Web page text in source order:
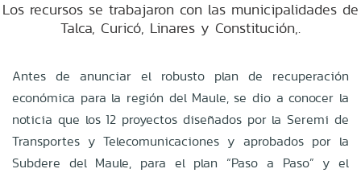
Los recursos se trabajaron con las municipalidades de
Talca, Curicó, Linares y Constitución,.
Antes de anunciar el robusto plan de recuperación
económica para la región del Maule, se dio a conocer la
noticia que los 12 proyectos diseñados por la Seremi de
Transportes y Telecomunicaciones y aprobados por la
Subdere del Maule, para el plan “Paso a Paso” y el